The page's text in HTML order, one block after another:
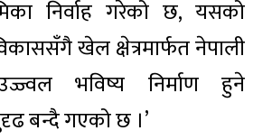
निर्वाह गरेको छ, यसको
खेल क्षेत्रमार्फत नेपाली
भविष्य निर्माण हुने
बन्दै गएको छ ।’